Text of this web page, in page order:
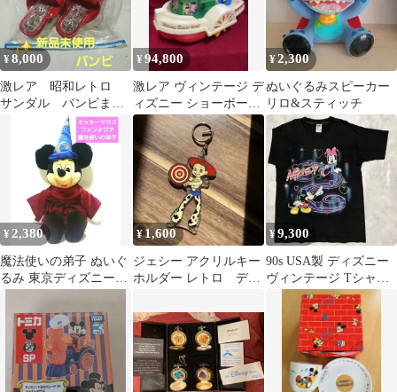
¥8,000
激レア 昭和レトロ
サンダル バンビまん
がモード 小学館
¥94,800
激レア ヴィンテージ デ
ィズニー ショーボート
Disney Show Boat
¥2,300
ぬいぐるみスピーカー
リロ&スティッチ
¥ 2,380
魔法使いの弟子 ぬいぐ
るみ 東京ディズニーラ
ァンタジア
¥1,600
ジェシー アクリルキー
ホルダー レトロ ディ
¥9,300
90s USA製 ディズニー
ヴィンテージ Tシャツ
フルーツオブザルーム